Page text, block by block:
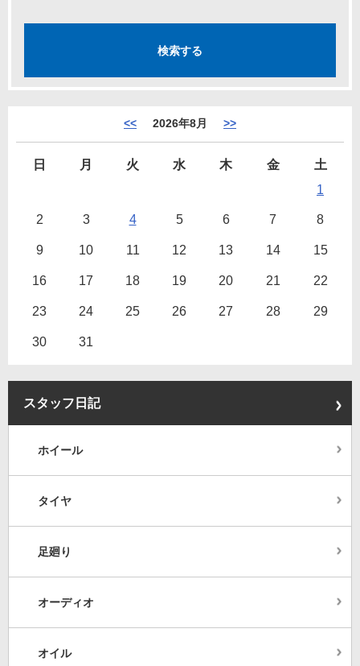
<< 2026年8月 >>
日 月 火 水 木 金
土
1
2 3 4 5 6 7 8
9 10 11 12 13 14 15
16 17 18 19 20 21 22
23 24 25 26 27 28 29
30 31
スタッフ日記
ホイール
タイヤ
足廻り
オーディオ
オイル